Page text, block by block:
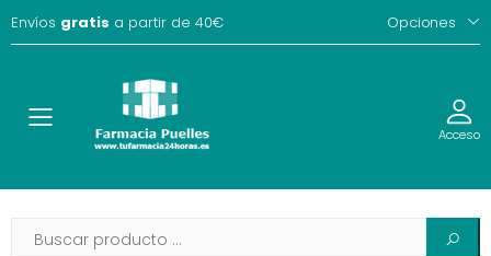
Envíos gratis a partir de 40€ Opciones
Toggle Acceso